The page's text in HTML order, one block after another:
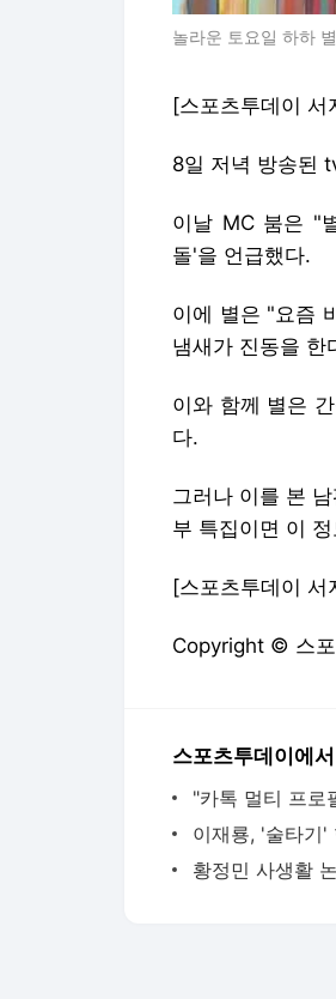
놀라운 토요일 하하
[스포츠투데이
8일 저녁 방송된
이날 MC 붐은 "
돌'을 언급했다.
이에 별은 "요즘
냄새가 진동을 한
이와 함께 별은
다.
그러나 이를 본
부 특집이면 이
[스포츠투데이
Copyright © 스포
스포츠투데이에